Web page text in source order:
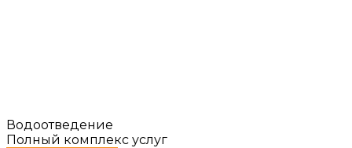
Водоотведение
Полный комплекс услуг